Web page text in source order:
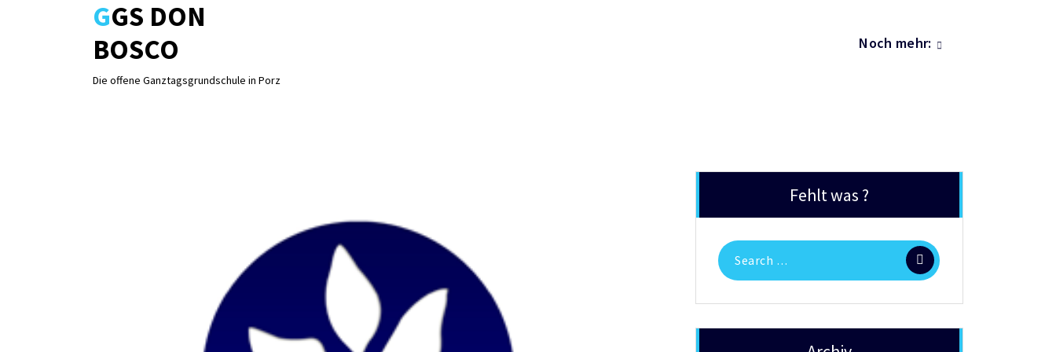
GGS DON
BOSCO
Die offene Ganztagsgrundschule in Porz
Noch mehr:
Fehlt was ?
Search
for: